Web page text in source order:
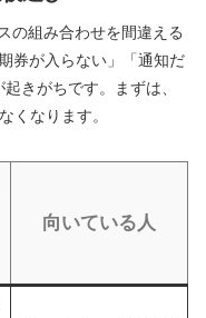
の組み合わせを間違える
券が入らない」「通知だ
きがちです。まずは、
くなります。
向いている人